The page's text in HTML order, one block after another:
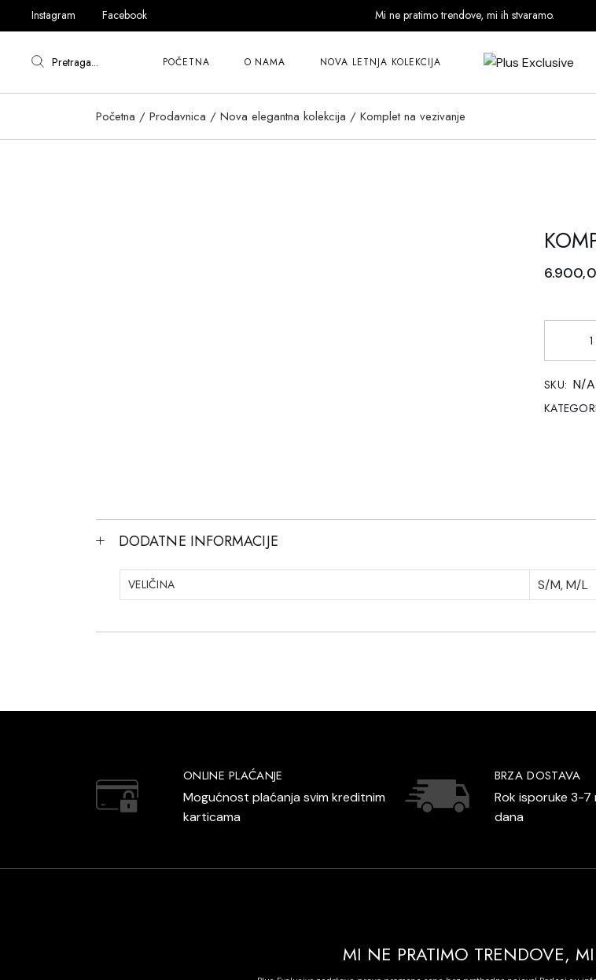
contentInstagram Facebook Mi ne pratimo trendove, mi ih stvaramo.
Pretraga... POČETNA O NAMA NOVA LETNJA KOLEKCIJA
Početna Prodavnica Nova elegantna kolekcija Komplet na vezivanje
SKU: N/A
DODATNE INFORMACIJE
VELIČINA S/M, M/L
ONLINE PLAĆANJE
Mogućnost plaćanja svim kreditnim
karticama
BRZA DOSTAVA
Rok isporuke 3-7
dana
MI NE PRATIMO TRENDOVE,